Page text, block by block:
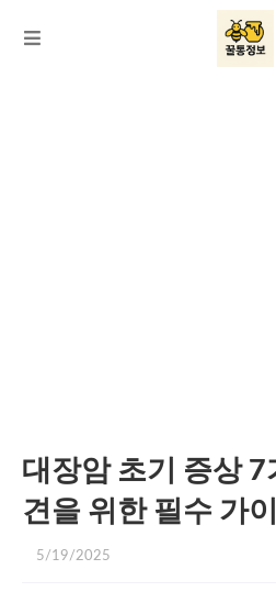
대장암 초기 증상
견을 위한 필수 가
5/19/2025